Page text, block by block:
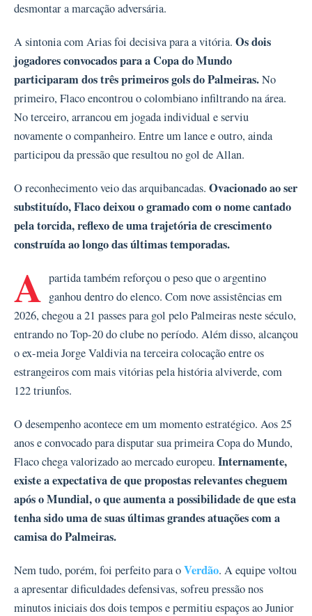
desmontar a marcação adversária.
A sintonia com Arias foi decisiva para a vitória. Os dois
jogadores convocados para a Copa do Mundo
participaram dos três primeiros gols do Palmeiras.No
primeiro, Flaco encontrou o colombiano infiltrando na área.
No terceiro, arrancou em jogada individual e serviu
novamente o companheiro. Entre um lance e outro, ainda
participou da pressão que resultou no gol de Allan.
O reconhecimento veio das arquibancadas. Ovacionado ao ser
substituído, Flaco deixou o gramado com o nome cantado
pela torcida, reflexo de uma trajetória de crescimento
construída ao longo das últimas temporadas.
A partida também reforçou o peso que o argentino
ganhou dentro do elenco. Com nove assistências em
2026, chegou a 21 passes para gol pelo Palmeiras neste século,
entrando no Top-20 do clube no período. Além disso, alcançou
o ex-meia Jorge Valdivia na terceira colocação entre os
estrangeiros com mais vitórias pela história alviverde, com
122 triunfos.
O desempenho acontece em um momento estratégico. Aos 25
anos e convocado para disputar sua primeira Copa do Mundo,
Flaco chega valorizado ao mercado europeu. Internamente,
existe a expectativa de que propostas relevantes cheguem
após o Mundial, o que aumenta a possibilidade de que esta
tenha sido uma de suas últimas grandes atuações com a
camisa do Palmeiras.
Nem tudo, porém, foi perfeito para oVerdão. A equipe voltou
a apresentar dificuldades defensivas, sofreu pressão nos
minutos iniciais dos dois tempos e permitiu espaços ao Junior